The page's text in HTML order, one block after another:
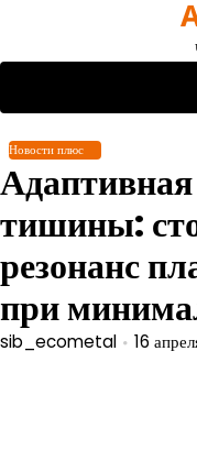
содержимому
Новости плюс
тишины:
резонанс
при
sib_ecometal 16